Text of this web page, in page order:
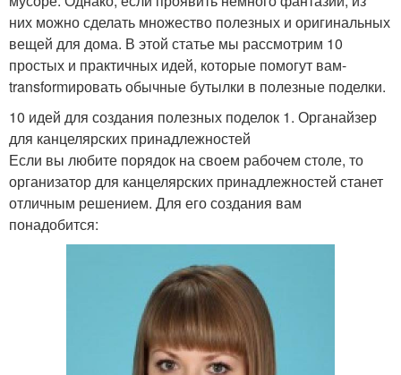
них можно сделать множество полезных и оригинальных
вещей для дома. В этой статье мы рассмотрим 10
простых и практичных идей, которые помогут вам-
transformировать обычные бутылки в полезные поделки.
10 идей для создания полезных поделок 1. Органайзер
для канцелярских принадлежностей
Если вы любите порядок на своем рабочем столе, то
организатор для канцелярских принадлежностей станет
отличным решением. Для его создания вам
понадобится: